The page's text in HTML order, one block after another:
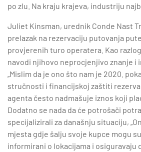
po zlu. Na kraju krajeva, industriju
Juliet Kinsman, urednik Conde Nast
prelazak na rezervaciju putovanja
provjerenih turo operatera. Kao
navodi njihovo neprocjenjivo znanje i
„Mislim da je ono što nam je 2020.
stručnosti i financijskoj zaštiti
agenta često nadmašuje iznos koji
Dodatno se nada da će potrošači
specijalizirali za današnju situaciju,
mjesta gdje šalju svoje kupce mogu
informirani o lokacijama i osiguravaju